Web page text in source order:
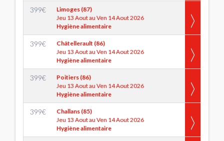
399€
Limoges (87)
Jeu 13 Aout au Ven 14 Aout 2026
Hygiène alimentaire
399€
Châtellerault (86)
Jeu 13 Aout au Ven 14 Aout 2026
Hygiène alimentaire
399€
Poitiers (86)
Jeu 13 Aout au Ven 14 Aout 2026
Hygiène alimentaire
399€
Challans (85)
Jeu 13 Aout au Ven 14 Aout 2026
Hygiène alimentaire